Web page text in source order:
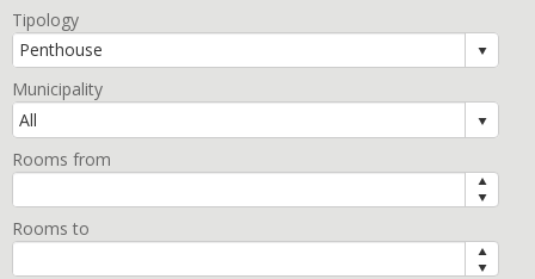
Tipology
Municipality
Rooms from
Rooms to